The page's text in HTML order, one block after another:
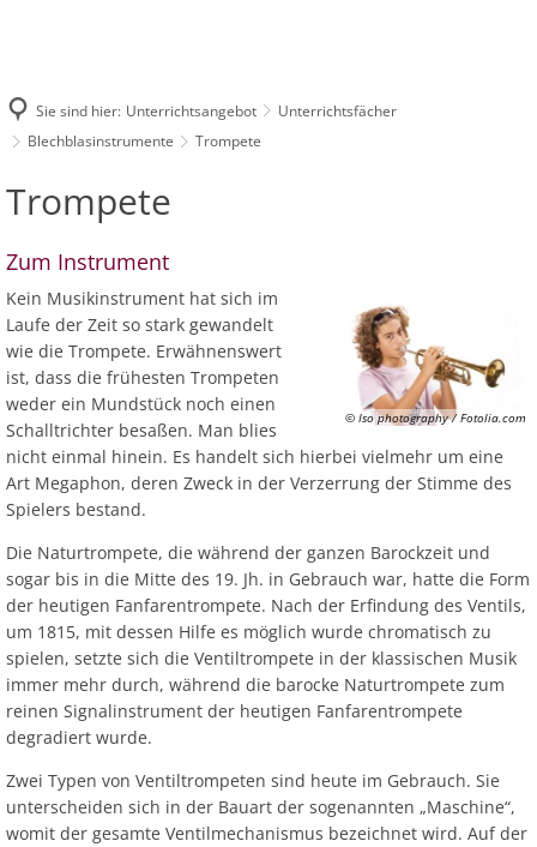
Stellenangebote
Vokalfächer
Ensembles
Grundfächer
Standorte
Nettersheim
Schleiden
Zülpich
Probestunde
Abmeldung
Schul-/Gebührenordnung
Vergangene Veranstaltungen
Veranstaltungskalender
Sie sind hier: Unterrichtsangebot
Unterrichtsfächer
Blechblasinstrumente
Trompete
Trompete
Trompete
Zum Instrument
© Iso photography / Fotolia.com
Kein Musikinstrument hat sich im
Laufe der Zeit so stark gewandelt
wie die Trompete. Erwähnenswert
ist, dass die frühesten Trompeten
weder ein Mundstück noch einen
Schalltrichter besaßen. Man blies
nicht einmal hinein. Es handelt sich hierbei vielmehr um eine
Art Megaphon, deren Zweck in der Verzerrung der Stimme des
Spielers bestand.
Die Naturtrompete, die während der ganzen Barockzeit und
sogar bis in die Mitte des 19. Jh. in Gebrauch war, hatte die Form
der heutigen Fanfarentrompete. Nach der Erfindung des Ventils,
um 1815, mit dessen Hilfe es möglich wurde chromatisch zu
spielen, setzte sich die Ventiltrompete in der klassischen Musik
immer mehr durch, während die barocke Naturtrompete zum
reinen Signalinstrument der heutigen Fanfarentrompete
degradiert wurde.
Zwei Typen von Ventiltrompeten sind heute im Gebrauch. Sie
unterscheiden sich in der Bauart der sogenannten „Maschine“,
womit der gesamte Ventilmechanismus bezeichnet wird. Auf der